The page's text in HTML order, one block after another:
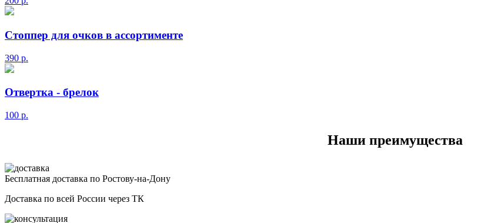
Стоппер для очков в ассортименте
390 р.
Отвертка - брелок
100 р.
Наши преимущества
Бесплатная доставка по Ростову-на-Дону
Доставка по всей России через ТК